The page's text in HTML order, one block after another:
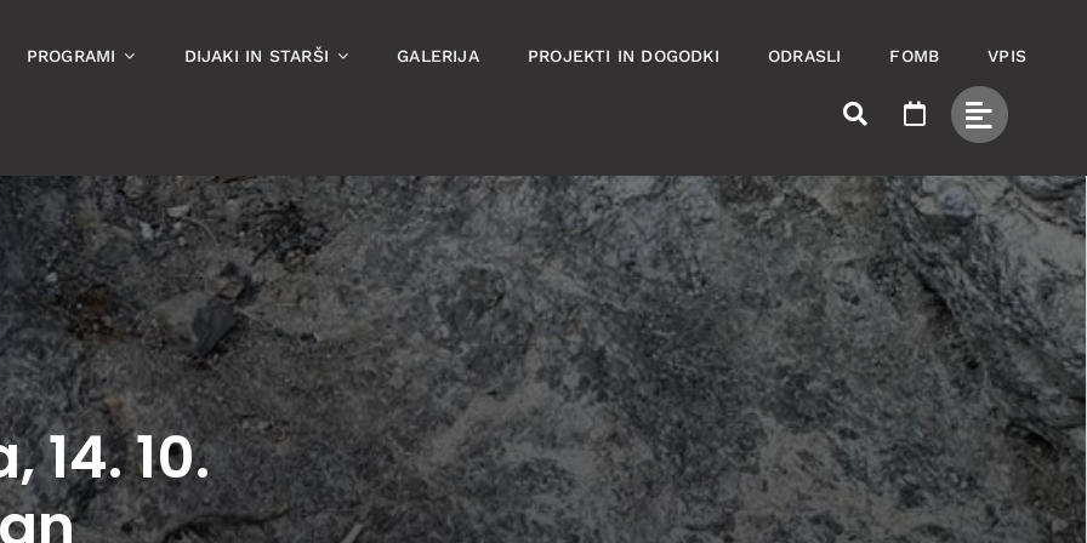
PROGRAMI DIJAKI IN STARŠI GALERIJA PROJEKTI IN DOGODKI ODRASLI FOMB VPIS
10.